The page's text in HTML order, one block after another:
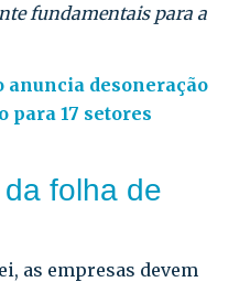
fundamentais para a
anuncia desoneração
para 17 setores
folha de
as empresas devem